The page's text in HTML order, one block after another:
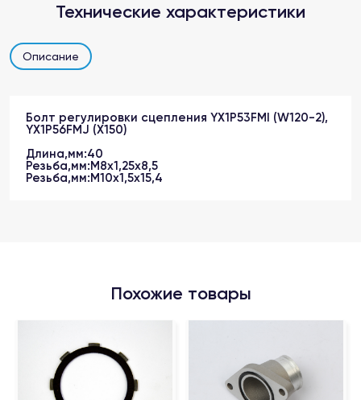
Технические характеристики
Описание
Болт регулировки сцепления YX1P53FMI (W120-2),
YX1P56FMJ (X150)
Длина,мм:40
Резьба,мм:М8х1,25х8,5
Резьба,мм:М10х1,5х15,4
Похожие товары